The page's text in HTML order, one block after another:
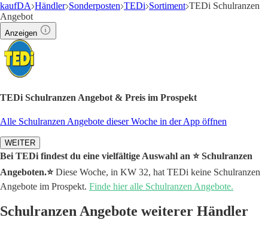
kaufDA Händler Sonderposten TEDi Sortiment TEDi Schulranzen
Angebot
Anzeigen
TEDi Schulranzen Angebot & Preis im Prospekt
Alle Schulranzen Angebote dieser Woche in der App öffnen
WEITER
Bei TEDi findest du eine vielfältige Auswahl an ⭐️ Schulranzen
Angeboten.⭐️Diese Woche, in KW 32, hat TEDi keine Schulranzen
Angebote im Prospekt. Finde hier alle Schulranzen Angebote.
Schulranzen Angebote weiterer Händler